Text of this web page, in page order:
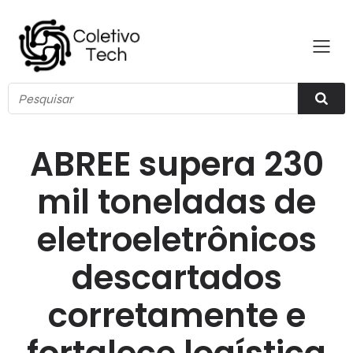
ABREE supera 230
mil toneladas de
eletroeletrônicos
descartados
corretamente e